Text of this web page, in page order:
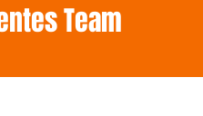
Team